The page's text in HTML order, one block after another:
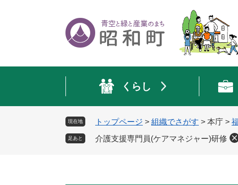
頭
飛
くらし
現在地 トップページ > 組織でさがす > 本庁 >
足あと 介護支援専門員(ケアマネジャー)研修